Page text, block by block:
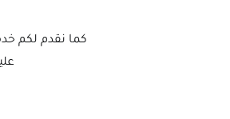
كما نقدم لكم